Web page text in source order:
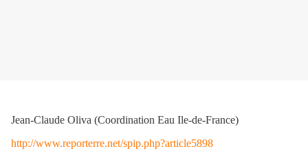
Jean-Claude Oliva (Coordination Eau Ile-de-France)
http://www.reporterre.net/spip.php?article5898